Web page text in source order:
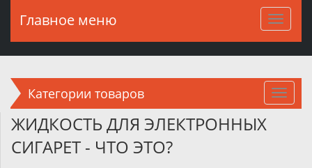
Главное меню
Категории товаров
ЖИДКОСТЬ ДЛЯ ЭЛЕКТРОННЫХ
СИГАРЕТ - ЧТО ЭТО?